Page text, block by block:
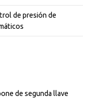
de presión de
de segunda llave